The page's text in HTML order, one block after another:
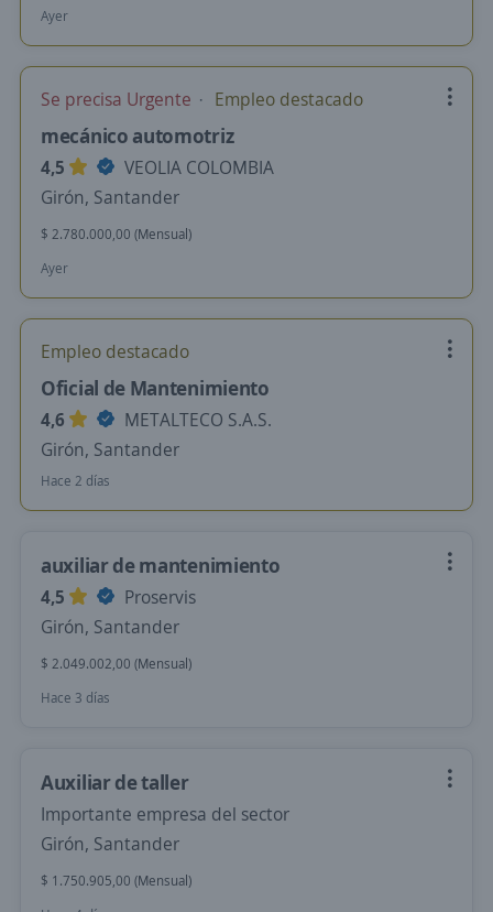
Ayer
Se precisa Urgente Empleo destacado
mecánico automotriz
4,5
VEOLIA COLOMBIA
Girón, Santander
$ 2.780.000,00 (Mensual)
Ayer
Empleo destacado
Oficial de Mantenimiento
4,6
METALTECO S.A.S.
Girón, Santander
Hace 2 días
auxiliar de mantenimiento
4,5
Proservis
Girón, Santander
$ 2.049.002,00 (Mensual)
Hace 3 días
Auxiliar de taller
Importante empresa del sector
Girón, Santander
$ 1.750.905,00 (Mensual)